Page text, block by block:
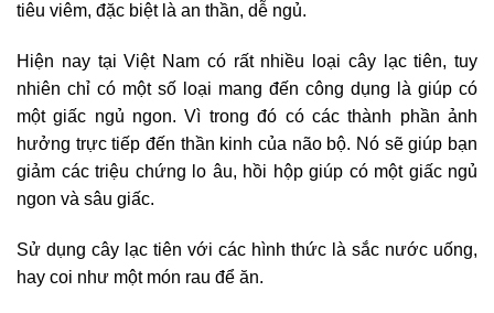
tiêu viêm, đặc biệt là an thần, dễ ngủ.
Hiện nay tại Việt Nam có rất nhiều loại cây lạc tiên, tuy
nhiên chỉ có một số loại mang đến công dụng là giúp có
một giấc ngủ ngon. Vì trong đó có các thành phần ảnh
hưởng trực tiếp đến thần kinh của não bộ. Nó sẽ giúp bạn
giảm các triệu chứng lo âu, hồi hộp giúp có một giấc ngủ
ngon và sâu giấc.
Sử dụng cây lạc tiên với các hình thức là sắc nước uống,
hay coi như một món rau để ăn.